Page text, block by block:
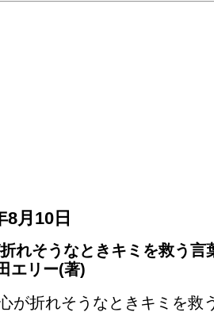
8月10日
折れそうなときキミを救う
エリー(著)
折れそうなときキミを救